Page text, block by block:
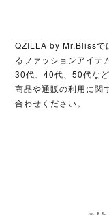
QZILLA by Mr.Blissで
るファッションアイテ
30代、40代、50代な
商品や通販の利用に関
合わせください。